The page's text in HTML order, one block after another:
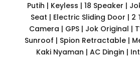
Putih | Keyless | 18 Speaker |
Seat | Electric Sliding Door | 2
Camera | GPS | Jok Original |
Sunroof | Spion Retractable |
Kaki Nyaman | AC Dingin |